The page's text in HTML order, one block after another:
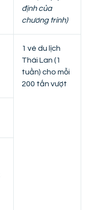
định của
chương trình)
1 vé du lịch
Thái Lan (1
tuần) cho mỗi
200 tấn vượt